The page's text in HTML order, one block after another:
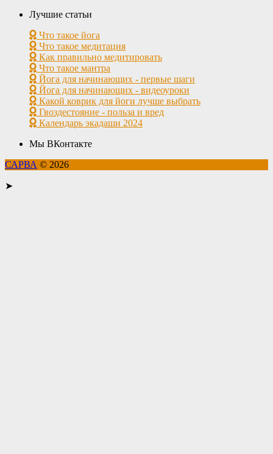
Лучшие статьи
Что такое йога
Что такое медитация
Как правильно медитировать
Что такое мантра
Йога для начинающих - первые шаги
Йога для начинающих - видеоуроки
Какой коврик для йоги лучше выбрать
Гвоздестояние - польза и вред
Календарь экадаши 2024
Мы ВКонтакте
САРВА © 2026
➤